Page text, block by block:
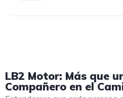
LB2 Motor: Más que
Compañero en el